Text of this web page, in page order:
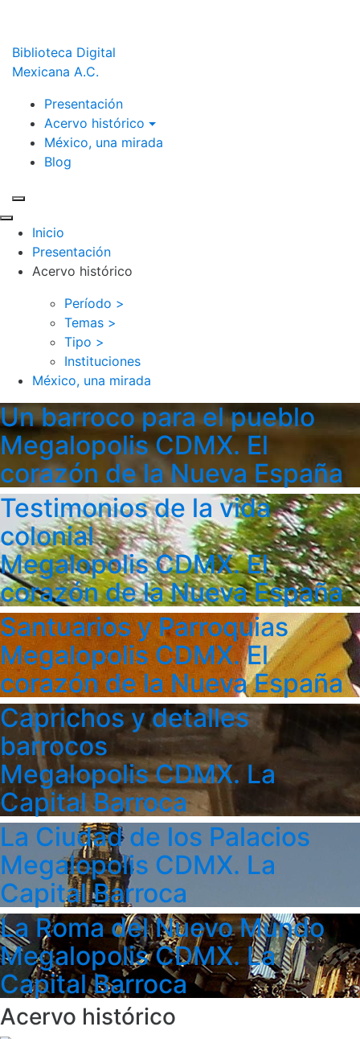
Biblioteca Digital
Mexicana A.C.
Presentación
Acervo histórico
México, una mirada
Blog
Inicio
Presentación
Acervo histórico
Período >
Temas >
Tipo >
Instituciones
México, una mirada
Un barroco para el pueblo
Megalopolis CDMX. El
corazón de la Nueva España
Testimonios de la vida
colonial
Megalopolis CDMX. El
corazón de la Nueva España
Santuarios y Parroquias
Megalopolis CDMX. El
corazón de la Nueva España
Caprichos y detalles
barrocos
Megalopolis CDMX. La
Capital Barroca
La Ciudad de los Palacios
Megalopolis CDMX. La
Capital Barroca
La Roma del Nuevo Mundo
Megalopolis CDMX. La
Capital Barroca
Acervo histórico